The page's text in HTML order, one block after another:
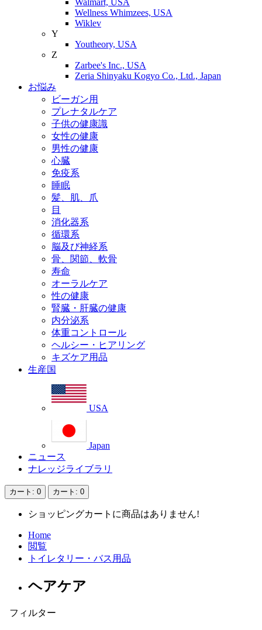
Wellness Whimzees, USA
Wiklev
Y
Youtheory, USA
Z
Zarbee's Inc., USA
Zeria Shinyaku Kogyo Co., Ltd., Japan
お悩み
ビーガン用
プレナタルケア
子供の健康識
女性の健康
男性の健康
心臓
免疫系
睡眠
髪、肌、爪
目
消化器系
循環系
脳及び神経系
骨、関節、軟骨
寿命
オーラルケア
性の健康
腎臓・肝臓の健康
内分泌系
体重コントロール
ヘルシー・ヒアリング
キズケア用品
生産国
USA
Japan
ニュース
ナレッジライブラリ
カート : 0 カート : 0
ショッピングカートに商品はありません!
Home
閲覧
トイレタリー・バス用品
ヘアケア
フィルター